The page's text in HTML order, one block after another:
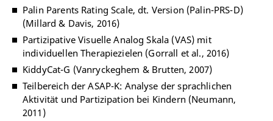
Palin Parents Rating Scale, dt. Version (Palin-PRS-D)
(Millard & Davis, 2016)
Partizipative Visuelle Analog Skala (VAS) mit
individuellen Therapiezielen (Gorrall et al., 2016)
KiddyCat-G (Vanryckeghem & Brutten, 2007)
Teilbereich der ASAP-K: Analyse der sprachlichen
Aktivität und Partizipation bei Kindern (Neumann,
2011)